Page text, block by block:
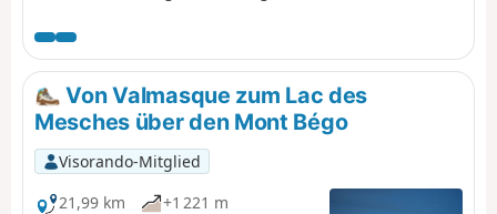
Ziel an der Berghütte „Refuge des Merveilles“.
Von Valmasque zum Lac des
Mesches über den Mont Bégo
Visorando-Mitglied
21,99 km
+1 221 m